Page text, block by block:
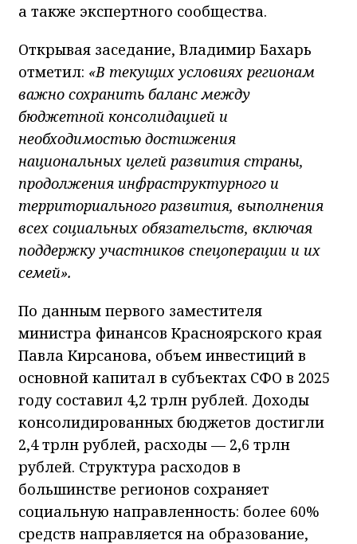
а также экспертного сообщества.
Открывая заседание, Владимир Бахарь
отметил: «В текущих условиях регионам
важно сохранить баланс между
бюджетной консолидацией и
необходимостью достижения
национальных целей развития страны,
продолжения инфраструктурного и
территориального развития, выполнения
всех социальных обязательств, включая
поддержку участников спецоперации и их
семей».
По данным первого заместителя
министра финансов Красноярского края
Павла Кирсанова, объем инвестиций в
основной капитал в субъектах СФО в 2025
году составил 4,2 трлн рублей. Доходы
консолидированных бюджетов достигли
2,4 трлн рублей, расходы — 2,6 трлн
рублей. Структура расходов в
большинстве регионов сохраняет
социальную направленность: более 60%
средств направляется на образование,